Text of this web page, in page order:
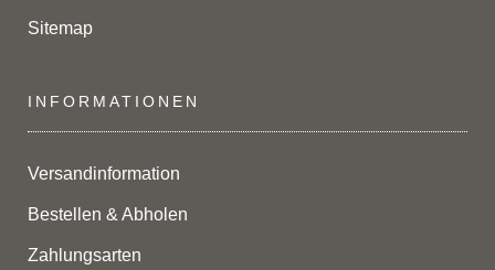
Sitemap
INFORMATIONEN
Versandinformation
Bestellen & Abholen
Zahlungsarten